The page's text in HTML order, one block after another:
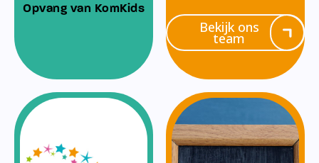
Opvang van KomKids
Bekijk ons
team